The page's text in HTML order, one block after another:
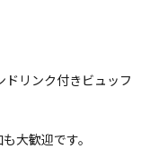
リンク付きビュッフ
大歓迎です。